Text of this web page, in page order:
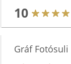
10
Gráf